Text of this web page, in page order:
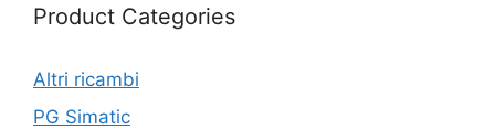
Product Categories
Altri ricambi
PG Simatic